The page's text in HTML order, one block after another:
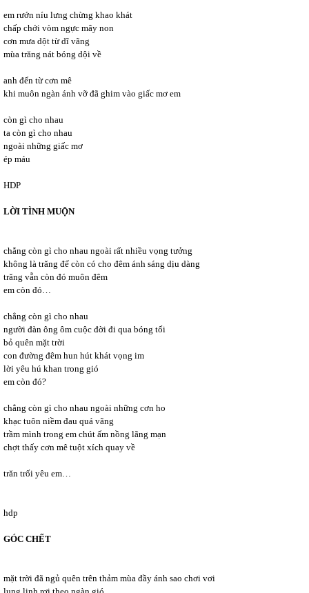
em rướn níu lưng chừng khao khát
chấp chới vòm ngực mây non
cơn mưa dột từ dĩ vãng
mùa trăng nát bóng dội về
anh đến từ cơn mê
khi muôn ngàn ánh vỡ đã ghim vào giấc mơ em
còn gì cho nhau
ta còn gì cho nhau
ngoài những giấc mơ
ép máu
HDP
LỜI TÌNH MUỘN
chẳng còn gì cho nhau ngoài rất nhiều vọng tưởng
không là trăng để còn có cho đêm ánh sáng dịu dàng
trăng vẫn còn đó muôn đêm
em còn đó…
chẳng còn gì cho nhau
người đàn ông ôm cuộc đời đi qua bóng tối
bỏ quên mặt trời
con đường đêm hun hút khát vọng im
lời yêu hú khan trong gió
em còn đó?
chẳng còn gì cho nhau ngoài những cơn ho
khạc tuôn niềm đau quá vãng
trầm mình trong em chút ấm nồng lãng mạn
chợt thấy cơn mê tuột xích quay về
trăn trối yêu em…
hdp
GÓC CHẾT
mặt trời đã ngủ quên trên thảm mùa đầy ánh sao chơi vơi